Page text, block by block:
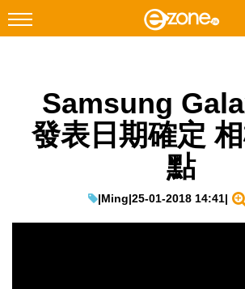
Facebook Instagram
科技焦點
教學評測
Samsung
發表日期確定
點
|Ming|25-01-2018 14:41|